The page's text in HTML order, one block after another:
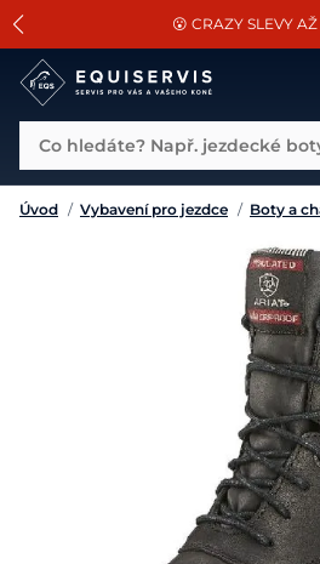
SLEVA 13% na vše od
😮 CRAZY SLEVY
📐Pasování a doplňky k
Úvod / Vybavení pro jezdce / Boty a